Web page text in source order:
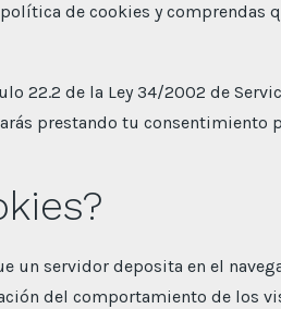
de cookies y comprendas
22.2 de la Ley 34/2002 de
prestando tu consentimiento
un servidor deposita en el
del comportamiento de los